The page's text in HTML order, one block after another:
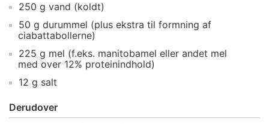
250 g vand (koldt)
50 g durummel (plus ekstra til formning af
ciabattabollerne)
225 g mel (f.eks. manitobamel eller andet mel
med over 12% proteinindhold)
12 g salt
Derudover